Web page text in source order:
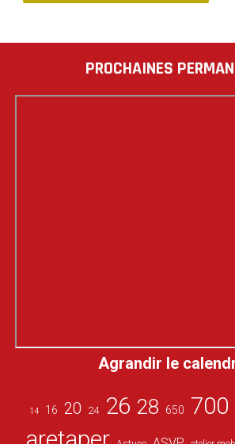
PROCHAINES
Agrandir le
14 16 20 24 26 28 650 700